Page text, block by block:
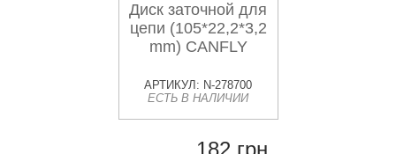
Диск заточной для
цепи (105*22,2*3,2
mm) CANFLY
АРТИКУЛ: N-278700
ЕСТЬ В НАЛИЧИИ